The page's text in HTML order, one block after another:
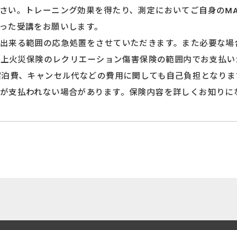
い。トレーニング効果を得たり、測定においてご自身の
た受講をお願いします。
来る範囲の応急処置をさせていただきます。また必要な場
火災保険のレクリエーション傷害保険の範囲内でお支払
費、キャンセル代などの費用に関しても自己負担となりま
払われない場合があります。保険内容を詳しくお知りに